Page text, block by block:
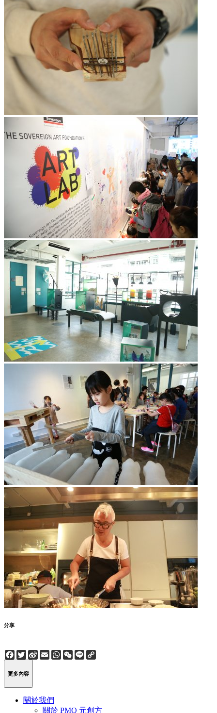
分享
Facebook
Twitter
Sina
Weibo
EmailWhatsApp
WeChat
Line
更多內容
關於我們
關於 PMQ 元創方